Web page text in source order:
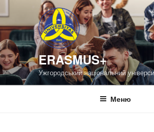
до
вмісту
ERASMUS+
Ужгородський національний
Меню